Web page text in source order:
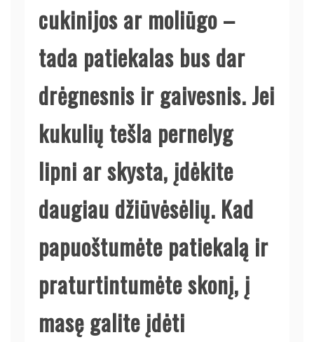
cukinijos ar moliūgo –
tada patiekalas bus dar
drėgnesnis ir gaivesnis. Jei
kukulių tešla pernelyg
lipni ar skysta, įdėkite
daugiau džiūvėsėlių. Kad
papuoštumėte patiekalą ir
praturtintumėte skonį, į
masę galite įdėti